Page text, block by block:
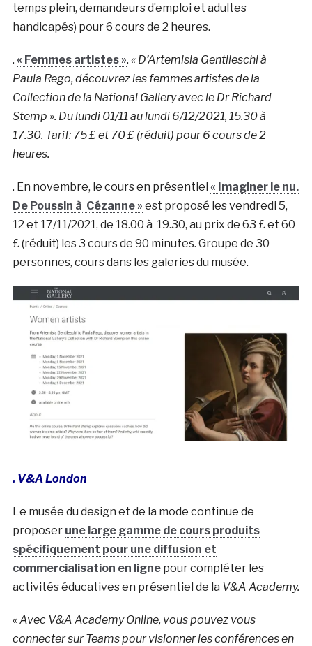
temps plein, demandeurs d’emploi et adultes
handicapés) pour 6 cours de 2 heures.
. « Femmes artistes ». « D’Artemisia Gentileschi à
Paula Rego, découvrez les femmes artistes de la
Collection de la National Gallery avec le Dr Richard
Stemp ». Du lundi 01/11 au lundi 6/12/2021, 15.30 à
17.30. Tarif: 75 £ et 70 £ (réduit) pour 6 cours de 2
heures.
. En novembre, le cours en présentiel « Imaginer le nu.
De Poussin à Cézanne » est proposé les vendredi 5,
12 et 17/11/2021, de 18.00 à 19.30, au prix de 63 £ et 60
£ (réduit) les 3 cours de 90 minutes. Groupe de 30
personnes, cours dans les galeries du musée.
. V&A London
Le musée du design et de la mode continue de
proposer une large gamme de cours produits
spécifiquement pour une diffusion et
commercialisation en lignepour compléter les
activités éducatives en présentiel de la V&A Academy.
« Avec V&A Academy Online, vous pouvez vous
connecter sur Teams pour visionner les conférences en